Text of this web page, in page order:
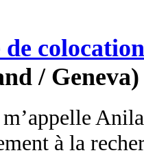
de
/ Geneva)
à la